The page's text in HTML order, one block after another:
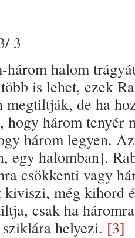
3
három halom
is lehet, ezek
megtiltják, de ha
három tenyér
három legyen.
egy halomban].
csökkenti vagy
még kihord
csak ha
helyezi. [3]